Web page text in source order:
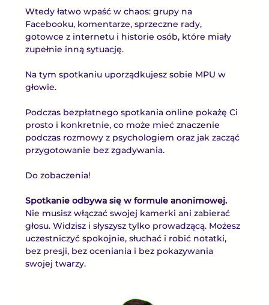
Wtedy łatwo wpaść w chaos: grupy na
Facebooku, komentarze, sprzeczne rady,
gotowce z internetu i historie osób, które miały
zupełnie inną sytuację.
Na tym spotkaniu uporządkujesz sobie MPU w
głowie.
Podczas bezpłatnego spotkania online pokażę Ci
prosto i konkretnie, co może mieć znaczenie
podczas rozmowy z psychologiem oraz jak zacząć
przygotowanie bez zgadywania.
Do zobaczenia!
Spotkanie odbywa się w formule anonimowej.
Nie musisz włączać swojej kamerki ani zabierać
głosu. Widzisz i słyszysz tylko prowadzącą. Możesz
uczestniczyć spokojnie, słuchać i robić notatki,
bez presji, bez oceniania i bez pokazywania
swojej twarzy.